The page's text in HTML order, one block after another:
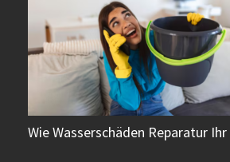
Wie Wasserschäden Reparatur